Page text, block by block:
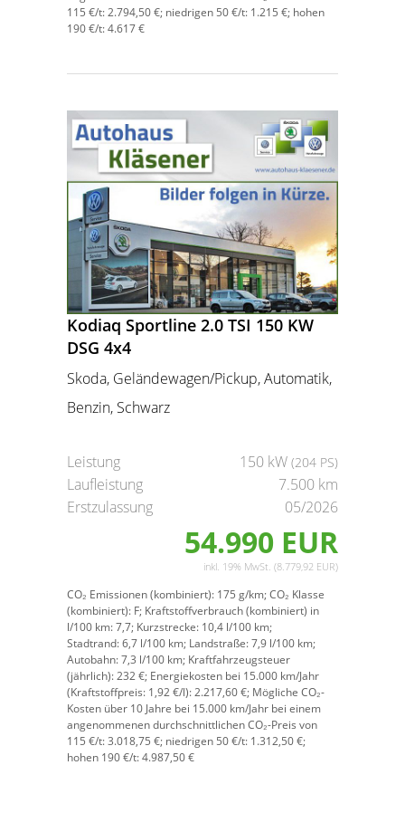
115 €/t:2.794,50 €; niedrigen 50 €/t: 1.215 €; hohen
190 €/t: 4.617 €
Kodiaq Sportline 2.0 TSI 150 KW
DSG 4x4
Skoda, Geländewagen/Pickup, Automatik,
Benzin, Schwarz
Leistung 150 kW (204 PS)
Laufleistung
7.500 km
Erstzulassung
05/2026
54.990 EUR
inkl. 19% MwSt. (8.779,92 EUR)
CO₂ Emissionen (kombiniert): 175 g/km;CO₂ Klasse
(kombiniert): F; Kraftstoffverbrauch (kombiniert) in
l/100 km:7,7; Kurzstrecke: 10,4 l/100 km;
Stadtrand:6,7 l/100 km; Landstraße:7,9 l/100 km;
Autobahn:7,3 l/100 km; Kraftfahrzeugsteuer
(jährlich):232 €; Energiekosten bei 15.000 km/Jahr
(Kraftstoffpreis: 1,92€/l):2.217,60 €; Mögliche CO₂-
Kosten über 10 Jahre bei 15.000 km/Jahr bei einem
angenommenen durchschnittlichen CO₂-Preis von
115 €/t:3.018,75 €; niedrigen 50 €/t: 1.312,50 €;
hohen 190 €/t: 4.987,50 €